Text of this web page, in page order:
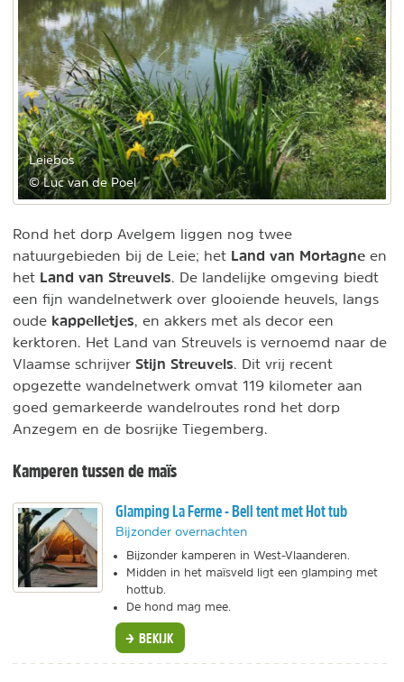
Leiebos
© Luc van de Poel
Rond het dorp Avelgem liggen nog twee
natuurgebieden bij de Leie; het Land van Mortagne en
het Land van Streuvels . De landelijke omgeving biedt
een fijn wandelnetwerk over glooiende heuvels, langs
oude kappelletjes , en akkers met als decor een
kerktoren. Het Land van Streuvels is vernoemd naar de
Vlaamse schrijver Stijn Streuvels . Dit vrij recent
opgezette wandelnetwerk omvat 119 kilometer aan
goed gemarkeerde wandelroutes rond het dorp
Anzegem en de bosrijke Tiegemberg.
Kamperen tussen de maïs
Glamping La Ferme - Bell tent met Hot tub
Bijzonder overnachten
Bijzonder kamperen in West-Vlaanderen.
Midden in het maïsveld ligt een glamping met
hottub.
De hond mag mee.
BEKIJK